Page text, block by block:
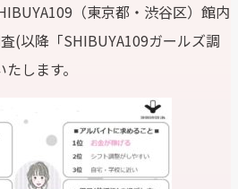
（東京都・渋谷区）館内
(以降「SHIBUYA109ガールズ調
します。